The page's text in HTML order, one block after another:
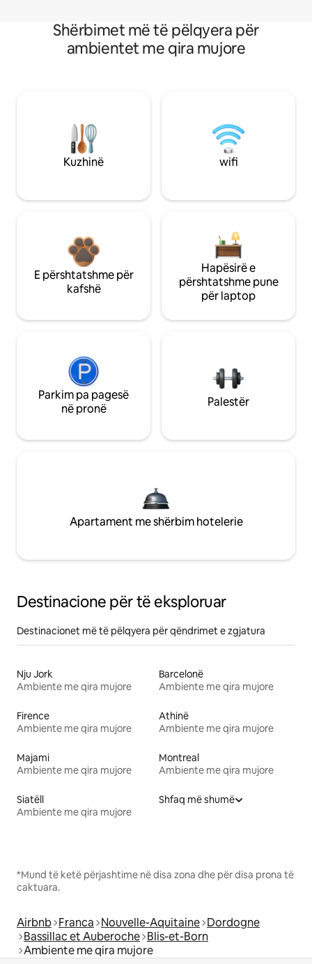
Shërbimet më të pëlqyera për
ambientet me qira mujore
Kuzhinë wifi
E përshtatshme për
kafshë
Hapësirë e
përshtatshme pune
për laptop
Parkim pa pagesë
në pronë
Palestër
Apartament me shërbim hotelerie
Destinacione për të eksploruar
Destinacionet më të pëlqyera për qëndrimet e zgjatura
Nju Jork
Ambiente me qira mujore
Barcelonë
Ambiente me qira mujore
Firence
Ambiente me qira mujore
Athinë
Ambiente me qira mujore
Majami
Ambiente me qira mujore
Montreal
Ambiente me qira mujore
Siatëll
Ambiente me qira mujore
Shfaq më shumë
*Mund të ketë përjashtime në disa zona dhe për disa prona të
caktuara.
Airbnb Franca Nouvelle-Aquitaine Dordogne
Bassillac et Auberoche Blis-et-Born
Ambiente me qira mujore